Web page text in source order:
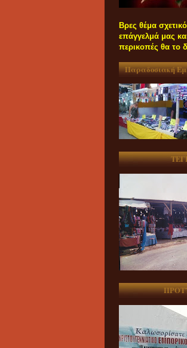
Βρες θέμα
επάγγελμά μας
περικοπές θα το
Παραδοσιακή